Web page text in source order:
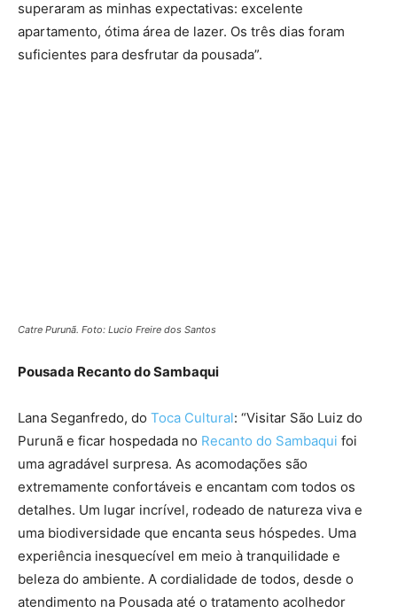
superaram as minhas expectativas: excelente
apartamento, ótima área de lazer. Os três dias foram
suficientes para desfrutar da pousada”.
Catre Purunã. Foto: Lucio Freire dos Santos
Pousada Recanto do Sambaqui
Lana Seganfredo, do Toca Cultural: “Visitar São Luiz do
Purunã e ficar hospedada no Recanto do Sambaqui foi
uma agradável surpresa. As acomodações são
extremamente confortáveis e encantam com todos os
detalhes. Um lugar incrível, rodeado de natureza viva e
uma biodiversidade que encanta seus hóspedes. Uma
experiência inesquecível em meio à tranquilidade e
beleza do ambiente. A cordialidade de todos, desde o
atendimento na Pousada até o tratamento acolhedor